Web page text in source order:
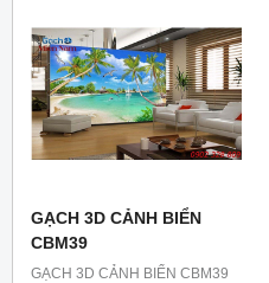
GẠCH 3D CẢNH BIỂN
CBM39
GẠCH 3D CẢNH BIỂN CBM39